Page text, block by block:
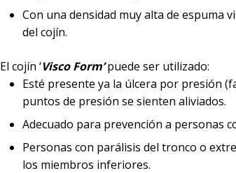
Con una densidad muy alta de espuma
del cojín.
El cojín ‘Visco Form’puede ser utilizado:
Esté presente ya la úlcera por presión
puntos de presión se sienten aliviados.
Adecuado para prevención a personas
Personas con parálisis del tronco o
los miembros inferiores.